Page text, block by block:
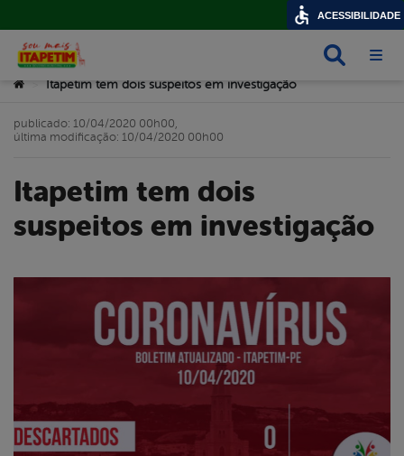
Você está aqui:
Itapetim tem dois suspeitos em investigação
Itapetim tem dois
suspeitos em investigação
publicado: 10/04/2020 00h00,
última modificação: 10/04/2020 00h00
ACESSIBILIDADE